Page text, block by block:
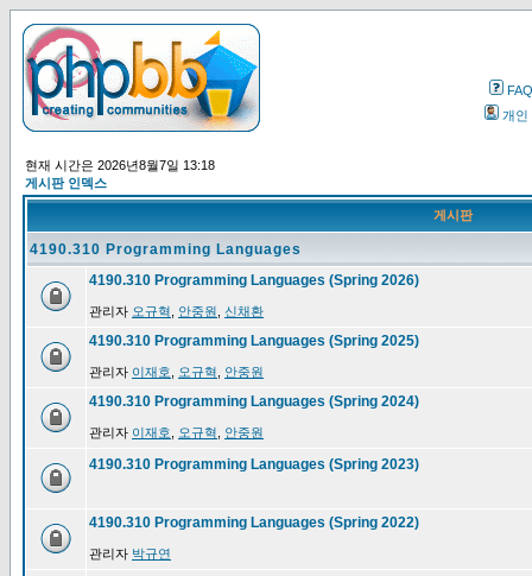
FAQ
개인
현재 시간은 2026년8월7일 13:18
게시판 인덱스
게시판
4190.310 Programming Languages
4190.310 Programming Languages (Spring 2026)
관리자 오규혁 안중원 신채환
4190.310 Programming Languages (Spring 2025)
관리자 이재호 오규혁 안중원
4190.310 Programming Languages (Spring 2024)
관리자 이재호 오규혁 안중원
4190.310 Programming Languages (Spring 2023)
4190.310 Programming Languages (Spring 2022)
관리자 박규연